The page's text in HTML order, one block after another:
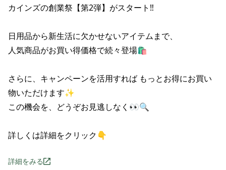
カインズの創業祭【第2弾】がスタート‼️
日用品から新生活に欠かせないアイテムまで、
人気商品がお買い得価格で続々登場🛍️
さらに、キャンペーンを活用すれば もっとお得にお買い
物いただけます✨
この機会を、どうぞお見逃しなく👀🔍
詳しくは詳細をクリック👇
詳細をみる